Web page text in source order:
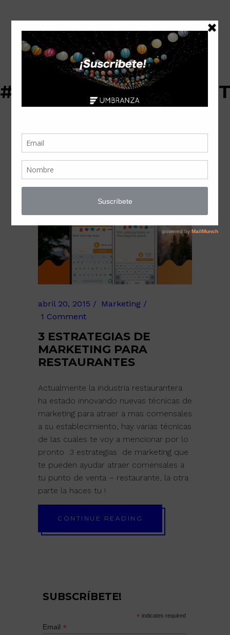
TAG
abril 20, 2015
Marketing
1 Comment
3 ESTRATEGIAS DE
MARKETING PARA
RESTAURANTES
Actualmente la industria restaurantera
ha estado innovando nuevas técnicas de
marketing para atraer a mas comensales
a su establecimiento, hay varias técnicas
de las cuales te voy a mencionar por lo
pronto 3 estrategias de marketing que
te pueden ayudar atraer comensales a
tu punto de venta – restaurante, la otra
parte la haces tu !
CONTINUE READING
SUBSCRÍBETE!
* indicates required
Email *